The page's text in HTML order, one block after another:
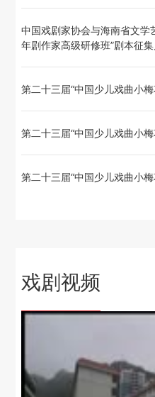
中国戏剧家协会与海南省文学
年剧作家高级研修班”剧本征
第二十三届“中国少儿戏曲小
第二十三届“中国少儿戏曲小
第二十三届“中国少儿戏曲小
戏剧视频